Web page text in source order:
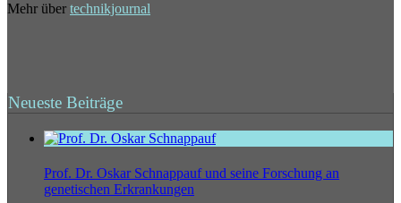
Mehr über technikjournal
Neueste Beiträge
Prof. Dr. Oskar Schnappauf und seine Forschung an
genetischen Erkrankungen